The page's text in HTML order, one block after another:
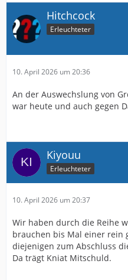
Hitchcock
Erleuchteter
10. April 2026 um 20:36
An der Auswechslung von
war heute und auch gegen
Kiyouu
Erleuchteter
10. April 2026 um 20:37
Wir haben durch die Reihe
brauchen bis Mal einer rein
diejenigen zum Abschluss
Da trägt Kniat Mitschuld.